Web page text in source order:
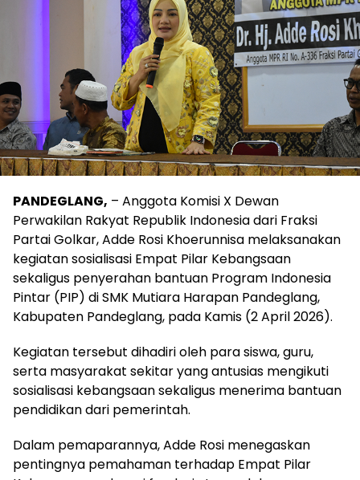
PANDEGLANG, – Anggota Komisi X Dewan
Perwakilan Rakyat Republik Indonesia dari Fraksi
Partai Golkar, Adde Rosi Khoerunnisa melaksanakan
kegiatan sosialisasi Empat Pilar Kebangsaan
sekaligus penyerahan bantuan Program Indonesia
Pintar (PIP) di SMK Mutiara Harapan Pandeglang,
Kabupaten Pandeglang, pada Kamis (2 April 2026).
Kegiatan tersebut dihadiri oleh para siswa, guru,
serta masyarakat sekitar yang antusias mengikuti
sosialisasi kebangsaan sekaligus menerima bantuan
pendidikan dari pemerintah.
Dalam pemaparannya, Adde Rosi menegaskan
pentingnya pemahaman terhadap Empat Pilar